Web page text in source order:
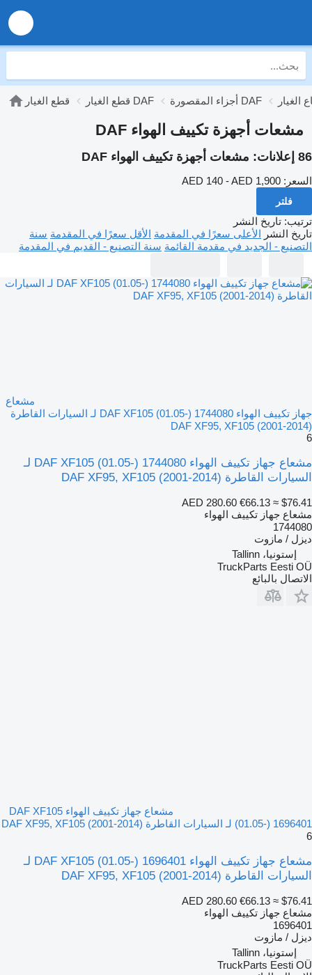
قطع الغيار قطع الغيار DAF أجزاء المقصورة DAF
مشعات أجهزة تكييف الهواء DAF
86 إعلانات: مشعات أجهزة تكييف الهواء DAF
السعر: AED 140 - AED 1,900
فلتر
ترتيب: تاريخ النشر
تاريخ النشر الأعلى سعرًا في المقدمة الأقل سعرًا في المقدمة سنة
التصنيع - الجديد في مقدمة القائمة سنة التصنيع - القديم في المقدمة
مشعاع
جهاز تكييف الهواء DAF XF105 (01.05-) 1744080 لـ السيارات القاطرة
DAF XF95, XF105 (2001-2014)
6
مشعاع جهاز تكييف الهواء DAF XF105 (01.05-) 1744080 لـ
السيارات القاطرة DAF XF95, XF105 (2001-2014)
AED 280.60 €66.13 ≈ $76.41
مشعاع جهاز تكييف الهواء
1744080
ديزل / مازوت
إستونيا، Tallinn
TruckParts Eesti OÜ
الاتصال بالبائع
مشعاع جهاز تكييف الهواء DAF XF105
(01.05-) 1696401 لـ السيارات القاطرة DAF XF95, XF105 (2001-2014)
6
مشعاع جهاز تكييف الهواء DAF XF105 (01.05-) 1696401 لـ
السيارات القاطرة DAF XF95, XF105 (2001-2014)
AED 280.60 €66.13 ≈ $76.41
مشعاع جهاز تكييف الهواء
1696401
ديزل / مازوت
إستونيا، Tallinn
TruckParts Eesti OÜ